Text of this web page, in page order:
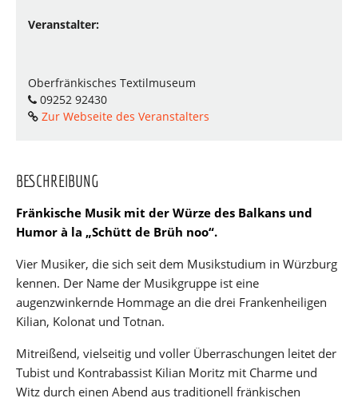
Veranstalter:
Oberfränkisches Textilmuseum
09252 92430
Zur Webseite des Veranstalters
BESCHREIBUNG
Fränkische Musik mit der Würze des Balkans und
Humor à la „Schütt de Brüh noo“.
Vier Musiker, die sich seit dem Musikstudium in Würzburg
kennen. Der Name der Musikgruppe ist eine
augenzwinkernde Hommage an die drei Frankenheiligen
Kilian, Kolonat und Totnan.
Mitreißend, vielseitig und voller Überraschungen leitet der
Tubist und Kontrabassist Kilian Moritz mit Charme und
Witz durch einen Abend aus traditionell fränkischen